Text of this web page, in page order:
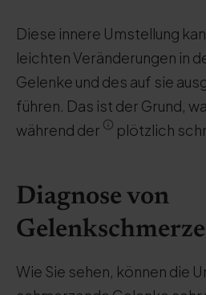
Diese innere Umstellung
leichten Veränderungen in
Gelenke und des auf sie
führen. Das ist der Grund,
während der
plötzlich
Diagnose von
Wie Sie sehen, können die